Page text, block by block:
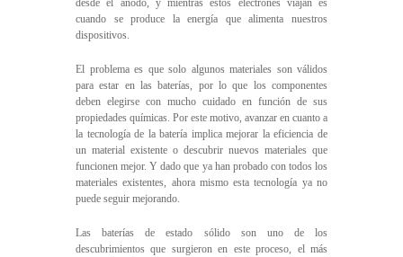
desde el ánodo, y mientras estos electrones viajan es
cuando se produce la energía que alimenta nuestros
dispositivos.
El problema es que solo algunos materiales son válidos
para estar en las baterías, por lo que los componentes
deben elegirse con mucho cuidado en función de sus
propiedades químicas. Por este motivo, avanzar en cuanto a
la tecnología de la batería implica mejorar la eficiencia de
un material existente o descubrir nuevos materiales que
funcionen mejor. Y dado que ya han probado con todos los
materiales existentes, ahora mismo esta tecnología ya no
puede seguir mejorando.
Las baterías de estado sólido son uno de los
descubrimientos que surgieron en este proceso, el más